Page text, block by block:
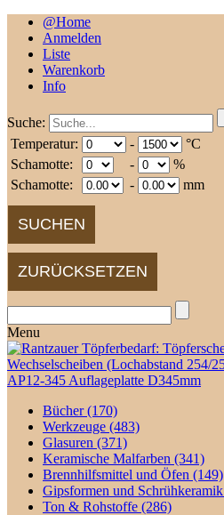
@Home
Anmelden
Liste
Warenkorb
Info
Suche:
Temperatur:
-
°C
Schamotte:
-
%
Schamotte:
- mm
Menu
Bücher(170)
Werkzeuge (483)
Glasuren (371)
Keramische Malfarben (341)
Brennhilfsmittel und Öfen (149)
Gipsformen und Schrühkeramik
Ton & Rohstoffe (286)